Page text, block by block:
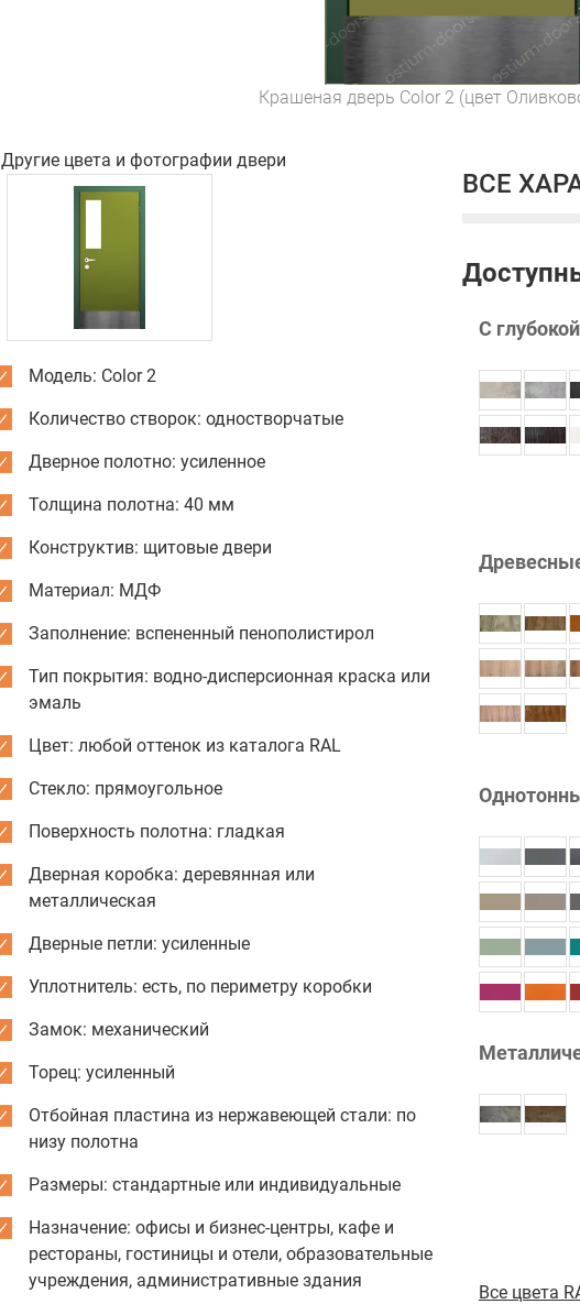
Крашеная дверь Color 2 (цвет
Другие цвета и фотографии двери
Модель: Color 2
Количество створок: одностворчатые
Дверное полотно: усиленное
Толщина полотна: 40 мм
Конструктив: щитовые двери
Материал: МДФ
Заполнение: вспененный пенополистирол
Тип покрытия: водно-дисперсионная краска или
эмаль
Цвет: любой оттенок из каталога RAL
Стекло: прямоугольное
Поверхность полотна: гладкая
Дверная коробка: деревянная или
металлическая
Дверные петли: усиленные
Уплотнитель: есть, по периметру коробки
Замок: механический
Торец: усиленный
Отбойная пластина из нержавеющей стали: по
низу полотна
Размеры: стандартные или индивидуальные
Назначение: офисы и бизнес-центры, кафе и
рестораны, гостиницы и отели, образовательные
учреждения, административные здания
ВСЕ
С
Все цвета